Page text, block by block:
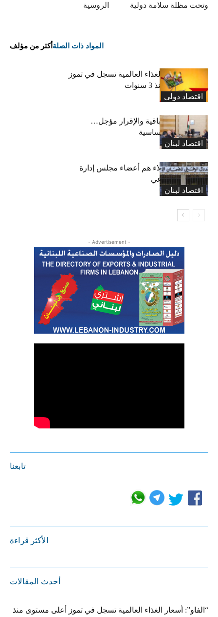
الروسية وتحت مظلة سلامة دولية
المواد ذات الصلة أكثر من مؤلف
اقتصاد دولی
“الفاو”: أسعار الغذاء العالمية تسجل في تموز
أعلى مستوى منذ 3 سنوات
اقتصاد لبنان
رسوم النفايات باقية والإقرار مؤجل…
واستثناء لمواد أساسية
اقتصاد لبنان
بعد 19 عاماً: هؤلاء هم أعضاء مجلس إدارة
الضمان الاجتماعي
- Advertisement -
تابعنا
الأكثر قراءة
أحدث المقالات
“الفاو”: أسعار الغذاء العالمية تسجل في تموز أعلى مستوى منذ